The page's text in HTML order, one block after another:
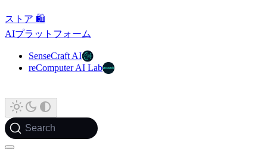
ストア 🛍️
AIプラットフォーム
SenseCraft AI
reComputer AI Lab
Search